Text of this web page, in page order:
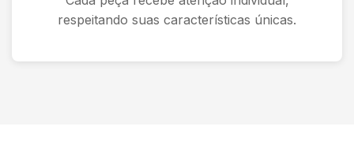
respeitando suas características únicas.